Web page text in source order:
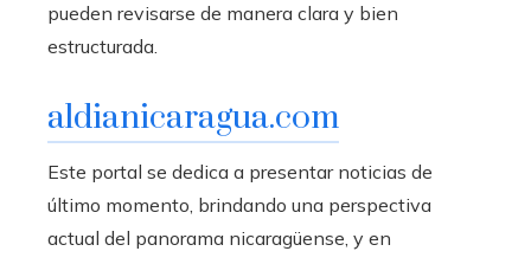
pueden revisarse de manera clara y bien
estructurada.
aldianicaragua.com
Este portal se dedica a presentar noticias de
último momento, brindando una perspectiva
actual del panorama nicaragüense, y en